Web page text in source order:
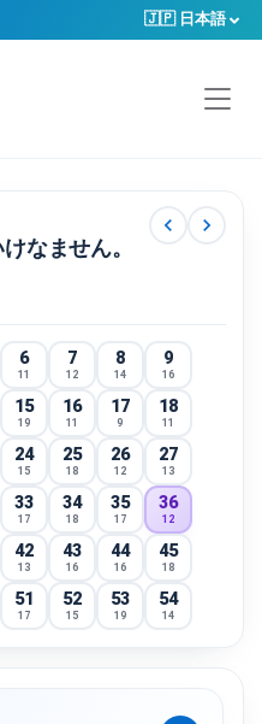
🇯🇵 日本語
なません。
chevron_left chevron_right
6
11
7
12
8
14
9
16
15
19
16
11
17
9
18
11
24
15
25
18
26
12
27
13
33
17
34
18
35
17
36
12
42
13
43
16
44
16
45
18
51
17
52
15
53
19
54
14